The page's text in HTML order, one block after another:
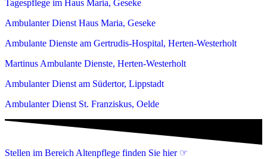
Tagespflege im Haus Maria, Geseke
Ambulanter Dienst Haus Maria, Geseke
Ambulante Dienste am Gertrudis-Hospital, Herten-Westerholt
Martinus Ambulante Dienste, Herten-Westerholt
Ambulanter Dienst am Südertor, Lippstadt
Ambulanter Dienst St. Franziskus, Oelde
Stellen im Bereich Altenpflege finden Sie hier ☞